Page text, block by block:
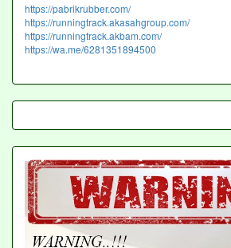
https://pabrikrubber.com/
https://runningtrack.akasahgroup.com/
https://runningtrack.akbam.com/
https://wa.me/6281351894500